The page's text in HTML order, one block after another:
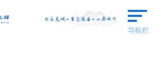
导航栏